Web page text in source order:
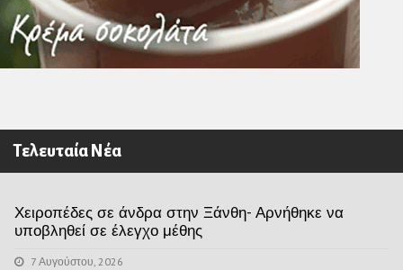
Τελευταία Νέα
Χειροπέδες σε άνδρα στην Ξάνθη- Αρνήθηκε να
υποβληθεί σε έλεγχο μέθης
7 Αυγούστου, 2026